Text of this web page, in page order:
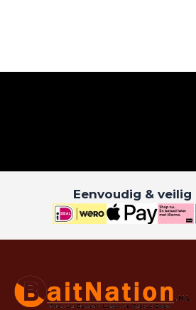
Eenvoudig &